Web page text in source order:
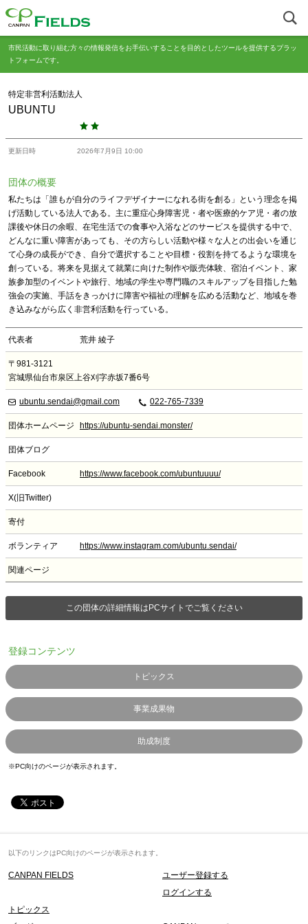
市民活動に取り組む方々の情報発信をお手伝いすることを目的としたツールを提供するプラッ
トフォームです。
特定非営利活動法人
UBUNTU
更新日時 2026年7月9日 10:00
団体の概要
私たちは「誰もが自分のライフデザイナーになれる街を創る」という理念を掲
げ活動している法人である。主に重症心身障害児・者や医療的ケア児・者の放
課後や休日の余暇、在宅生活での食事や入浴などのサービスを提供する中で、
どんなに重い障害があっても、その方らしい活動や様々な人との出会いを通じ
て心身の成長ができ、自分で選択することや目標・役割を持てるような環境を
創っている。将来を見据えて就業に向けた制作や販売体験、宿泊イベント、家
族参加型のイベントや旅行、地域の学生や専門職のスキルアップを目指した勉
強会の実施、手話をきっかけに障害や福祉の理解を広める活動など、地域を巻
き込みながら広く非営利活動を行っている。
代表者 荒井 綾子
〒981-3121
宮城県仙台市泉区上谷刈字赤坂7番6号
ubuntu.sendai@gmail.com 022-765-7339
団体ホームページ https://ubuntu-sendai.monster/
団体ブログ
Facebook https://www.facebook.com/ubuntuuuu/
X(旧Twitter)
寄付
ボランティア https://www.instagram.com/ubuntu.sendai/
関連ページ
この団体の詳細情報はPCサイトでご覧ください
登録コンテンツ
トピックス
事業成果物
助成制度
※PC向けのページが表示されます。
以下のリンクはPC向けのページが表示されます。
CANPAN FIELDS
ユーザー登録する
ログインする
トピックス